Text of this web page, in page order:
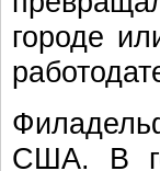
городе
США. В